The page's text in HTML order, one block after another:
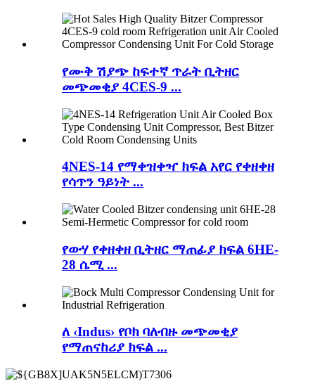
የሙቅ ሽያጭ ከፍተኛ ጥራት ቢትዘር
መጭመቂያ 4CES-9 ...
4NES-14 የማቀዝቀዣ ክፍል አየር የቀዘቀዘ
የሳጥን ዓይነት ...
የውሃ የቀዘቀዘ ቢትዘር ማጠፊያ ክፍል 6HE-
28 ሴሚ ...
ለ ‹Indus› የቦክ ባለብዙ መጭመቂያ
የማጠናከሪያ ክፍል ...